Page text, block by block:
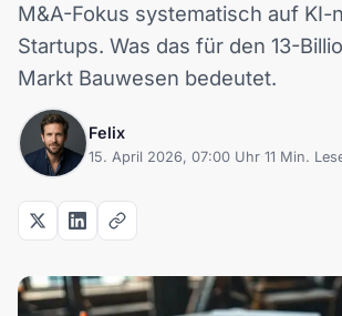
M&A-Fokus systematisch auf KI-
Startups. Was das für den 13-
Markt Bauwesen bedeutet.
Felix
15. April 2026, 07:00 Uhr 11 Min.